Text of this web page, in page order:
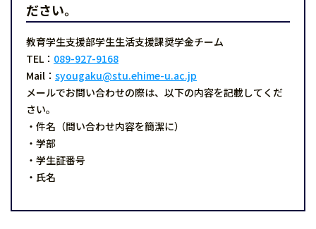
ださい。
教育学生支援部学生生活支援課奨学金チーム
TEL： 089-927-9168
Mail： syougaku@stu.ehime-u.ac.jp
メールでお問い合わせの際は、以下の内容を記載してくだ
さい。
・件名（問い合わせ内容を簡潔に）
・学部
・学生証番号
・氏名